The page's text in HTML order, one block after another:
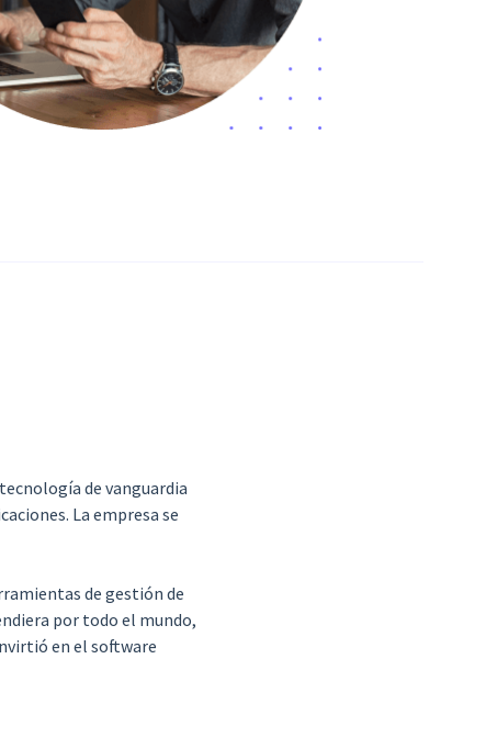
de vanguardia
La empresa se
de gestión de
por todo el mundo,
en el software